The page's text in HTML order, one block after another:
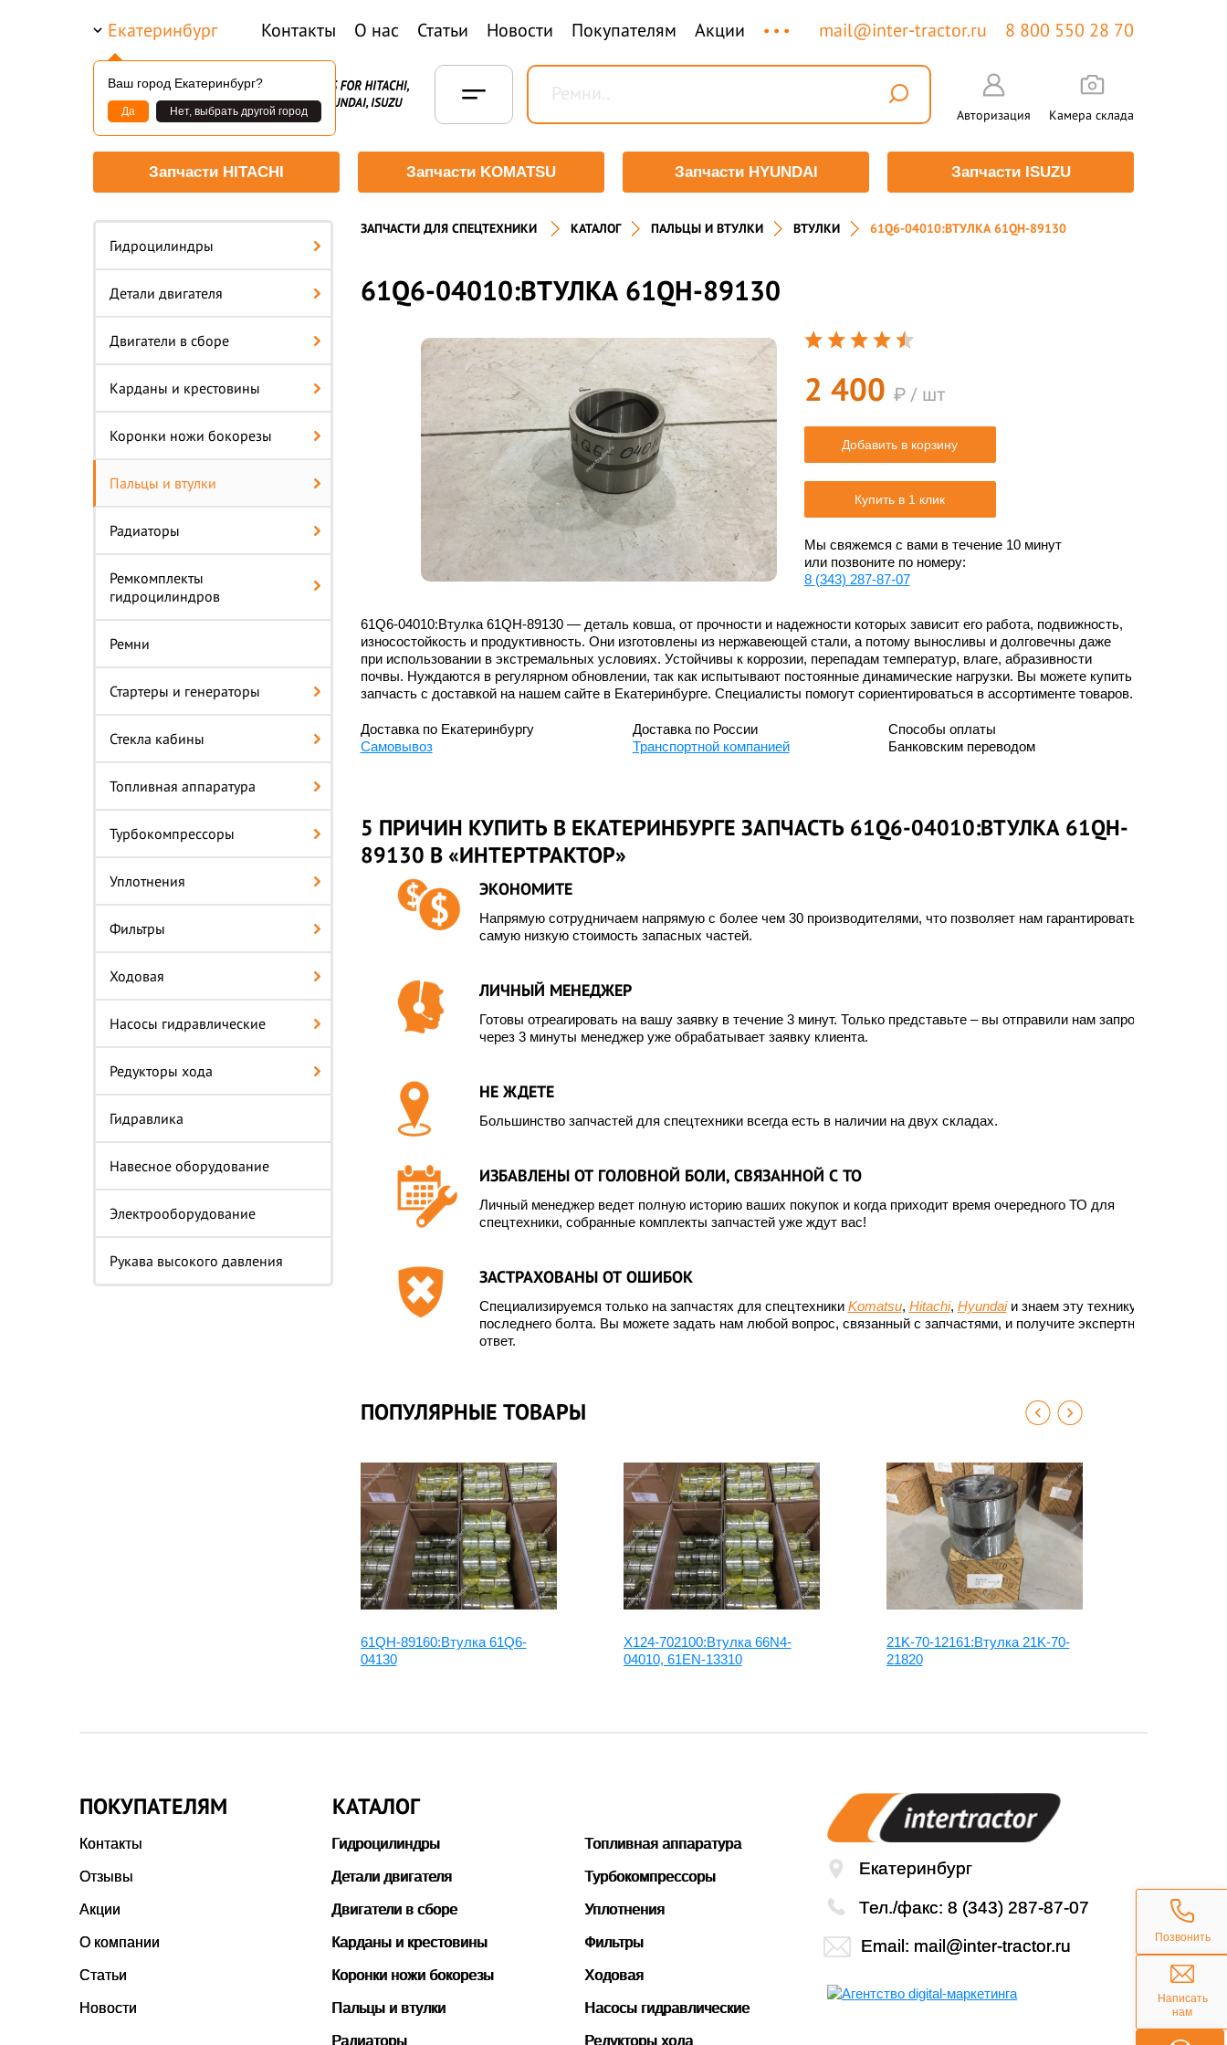
Екатеринбург
Ваш город Екатеринбург?
Да Нет, выбрать другой город
Контакты О нас Статьи Новости Покупателям Акции ... mail@inter-tractor.ru 8 800 550 28 70
Авторизация Камера склада
Запчасти HITACHI Запчасти KOMATSU Запчасти HYUNDAI Запчасти ISUZU
Гидроцилиндры
Детали двигателя
Двигатели в сборе
Карданы и крестовины
Коронки ножи бокорезы
Пальцы и втулки
Радиаторы
Ремкомплекты
гидроцилиндров
Ремни
Стартеры и генераторы
Стекла кабины
Топливная аппаратура
Турбокомпрессоры
Уплотнения
Фильтры
Ходовая
Насосы гидравлические
Редукторы хода
Гидравлика
Навесное оборудование
Электрооборудование
Рукава высокого давления
ЗАПЧАСТИ ДЛЯ СПЕЦТЕХНИКИ КАТАЛОГ ПАЛЬЦЫ И ВТУЛКИ ВТУЛКИ 61Q6-04010:ВТУЛКА 61QH-89130
61Q6-04010:ВТУЛКА 61QH-89130
2 400 ₽ / шт
Добавить в корзину
Купить в 1 клик
Мы свяжемся с вами в течение 10 минут
или позвоните по номеру:
8 (343) 287-87-07
61Q6-04010:Втулка 61QH-89130 — деталь ковша, от прочности и надежности которых зависит его работа, подвижность,
износостойкость и продуктивность. Они изготовлены из нержавеющей стали, а потому выносливы и долговечны даже
при использовании в экстремальных условиях. Устойчивы к коррозии, перепадам температур, влаге, абразивности
почвы. Нуждаются в регулярном обновлении, так как испытывают постоянные динамические нагрузки. Вы можете купить
запчасть с доставкой на нашем сайте в Екатеринбурге. Специалисты помогут сориентироваться в ассортименте товаров.
Доставка по Екатеринбургу
Самовывоз
Доставка по России
Транспортной компанией
Способы оплаты
Банковским переводом
5 ПРИЧИН КУПИТЬ В ЕКАТЕРИНБУРГЕ ЗАПЧАСТЬ 61Q6-04010:ВТУЛКА 61QH-
89130 В «ИНТЕРТРАКТОР»
ЭКОНОМИТЕ
Напрямую сотрудничаем напрямую с более чем 30 производителями, что позволяет нам гарантировать
самую низкую стоимость запасных частей.
ЛИЧНЫЙ МЕНЕДЖЕР
Готовы отреагировать на вашу заявку в течение 3 минут. Только представьте – вы отправили нам запрос, а
через 3 минуты менеджер уже обрабатывает заявку клиента.
НЕ ЖДЕТЕ
Большинство запчастей для спецтехники всегда есть в наличии на двух складах.
ИЗБАВЛЕНЫ ОТ ГОЛОВНОЙ БОЛИ, СВЯЗАННОЙ С ТО
Личный менеджер ведет полную историю ваших покупок и когда приходит время очередного ТО для
спецтехники, собранные комплекты запчастей уже ждут вас!
ЗАСТРАХОВАНЫ ОТ ОШИБОК
Специализируемся только на запчастях для спецтехники Komatsu, Hitachi, Hyundaiи знаем эту технику до
последнего болта. Вы можете задать нам любой вопрос, связанный с запчастями, и получите экспертный
ответ.
ПОПУЛЯРНЫЕ ТОВАРЫ
61QH-89160:Втулка 61Q6-
04130
X124-702100:Втулка 66N4-
04010, 61EN-13310
21K-70-12161:Втулка 21K-70-
21820
ПОКУПАТЕЛЯМ
Контакты
Отзывы
Акции
О компании
Статьи
Новости
КАТАЛОГ
Гидроцилиндры
Детали двигателя
Двигатели в сборе
Карданы и крестовины
Коронки ножи бокорезы
Пальцы и втулки
Радиаторы
Топливная аппаратура
Турбокомпрессоры
Уплотнения
Фильтры
Ходовая
Насосы гидравлические
Редукторы хода
Екатеринбург
Тел./факс: 8 (343) 287-87-07
Email: mail@inter-tractor.ru Позвонить
Написать
нам